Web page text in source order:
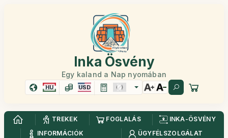
Inka Ösvény
Egy kaland a Nap nyomában
HU USD
TREKEK FOGLALÁS
INKA-ÖSVÉNY
INFORMÁCIÓK
ÜGYFÉLSZOLGÁLAT